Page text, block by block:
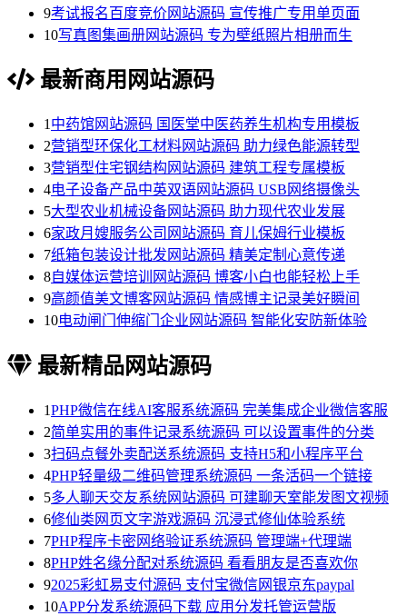
9考试报名百度竞价网站源码 宣传推广专用单页面
10写真图集画册网站源码 专为壁纸照片相册而生
最新商用网站源码
1 中药馆网站源码 国医堂中医药养生机构专用模板
2营销型环保化工材料网站源码 助力绿色能源转型
3营销型住宅钢结构网站源码 建筑工程专属模板
4电子设备产品中英双语网站源码 USB网络摄像头
5大型农业机械设备网站源码 助力现代农业发展
6家政月嫂服务公司网站源码 育儿保姆行业模板
7纸箱包装设计批发网站源码 精美定制心意传递
8自媒体运营培训网站源码 博客小白也能轻松上手
9高颜值美文博客网站源码 情感博主记录美好瞬间
10电动闸门伸缩门企业网站源码 智能化安防新体验
最新精品网站源码
1PHP微信在线AI客服系统源码 完美集成企业微信客服
2简单实用的事件记录系统源码 可以设置事件的分类
3扫码点餐外卖配送系统源码 支持H5和小程序平台
4PHP轻量级二维码管理系统源码 一条活码一个链接
5多人聊天交友系统网站源码 可建聊天室能发图文视频
6修仙类网页文字游戏源码 沉浸式修仙体验系统
7PHP程序卡密网络验证系统源码 管理端+代理端
8PHP姓名缘分配对系统源码 看看朋友是否喜欢你
92025彩虹易支付源码 支付宝微信网银京东paypal
10APP分发系统源码下载 应用分发托管运营版